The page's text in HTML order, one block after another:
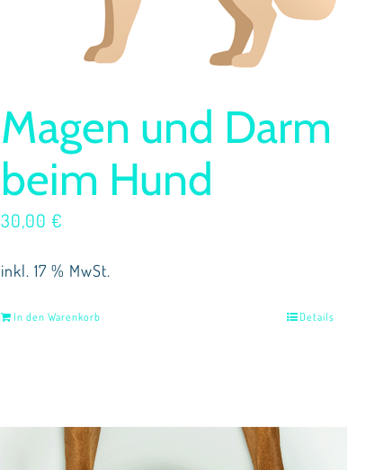
Magen und Darm
beim Hund
30,00 €
inkl. 17 % MwSt.
In den Warenkorb Details